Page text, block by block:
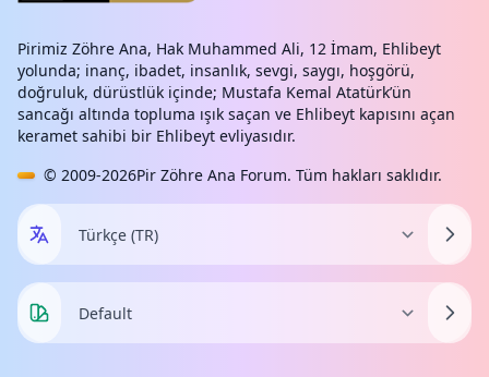
Pirimiz Zöhre Ana, Hak Muhammed Ali, 12 İmam, Ehlibeyt
yolunda; inanç, ibadet, insanlık, sevgi, saygı, hoşgörü,
doğruluk, dürüstlük içinde; Mustafa Kemal Atatürk’ün
sancağı altında topluma ışık saçan ve Ehlibeyt kapısını açan
keramet sahibi bir Ehlibeyt evliyasıdır.
© 2009-2026Pir Zöhre Ana Forum. Tüm hakları saklıdır.